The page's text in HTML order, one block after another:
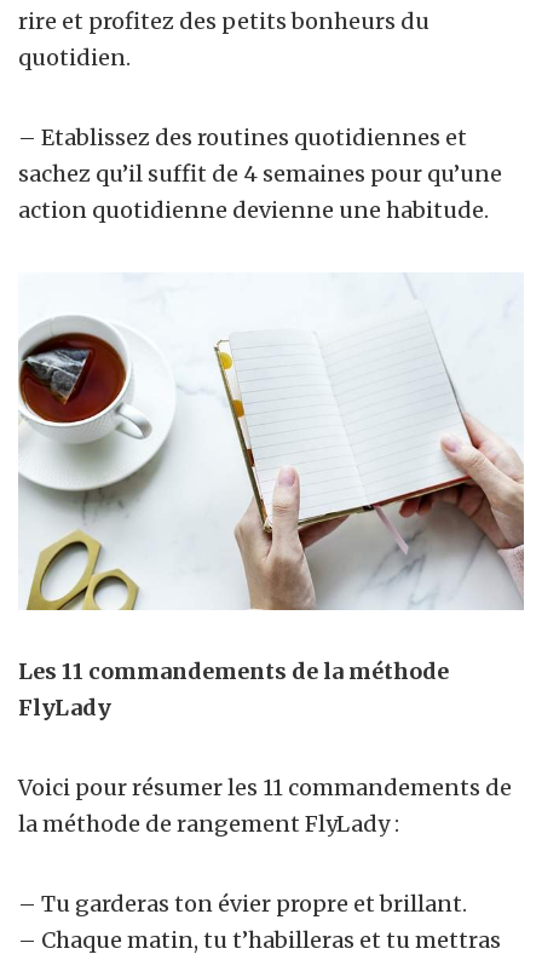
rire et profitez des petits bonheurs du
quotidien.
– Etablissez des routines quotidiennes et
sachez qu’il suffit de 4 semaines pour qu’une
action quotidienne devienne une habitude.
Les 11 commandements de la méthode
FlyLady
Voici pour résumer les 11 commandements de
laméthode de rangement FlyLady :
– Tu garderas ton évier propre et brillant.
– Chaque matin, tu t’habilleras et tu mettras